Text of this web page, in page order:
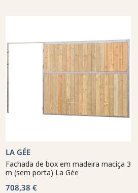
LA GÉE
Fachada de box em madeira maciça 3
m (sem porta) La Gée
708,38 €